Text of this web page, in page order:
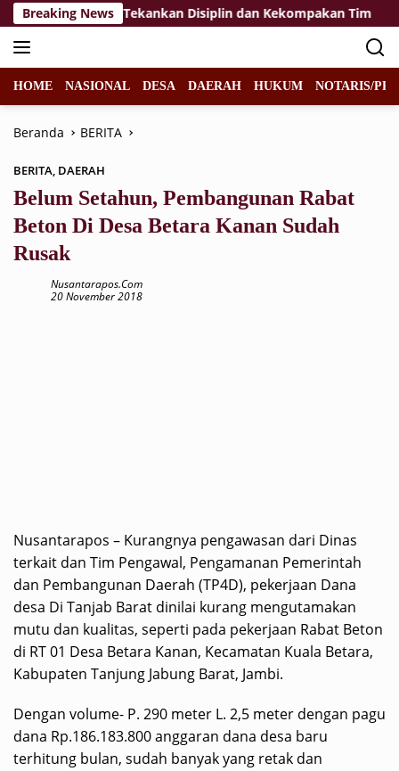
Langsung
ke
konten
Breaking News2026, Tekankan Disiplin dan Kekompakan Tim
HOME NASIONAL DESA DAERAH HUKUM NOTARIS/
Beranda BERITA
BERITA, DAERAH
Belum Setahun, Pembangunan Rabat
Beton Di Desa Betara Kanan Sudah
Rusak
Nusantarapos.com
20 November 2018
Nusantarapos – Kurangnya pengawasan dari Dinas
terkait dan Tim Pengawal, Pengamanan Pemerintah
dan Pembangunan Daerah (TP4D), pekerjaan Dana
desa Di Tanjab Barat dinilai kurang mengutamakan
mutu dan kualitas, seperti pada pekerjaan Rabat Beton
di RT 01 Desa Betara Kanan, Kecamatan Kuala Betara,
Kabupaten Tanjung Jabung Barat, Jambi.
Dengan volume- P. 290 meter L. 2,5 meter dengan pagu
dana Rp.186.183.800 anggaran dana desa baru
terhitung bulan, sudah banyak yang retak dan